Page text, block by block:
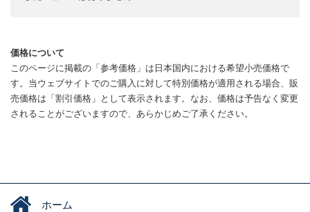
価格について
このページに掲載の「参考価格」は日本国内における希望小売価格で
す。当ウェブサイトでのご購入に対して特別価格が適用される場合、販
売価格は「割引価格」として表示されます。なお、価格は予告なく変更
されることがございますので、あらかじめご了承ください。
ホーム